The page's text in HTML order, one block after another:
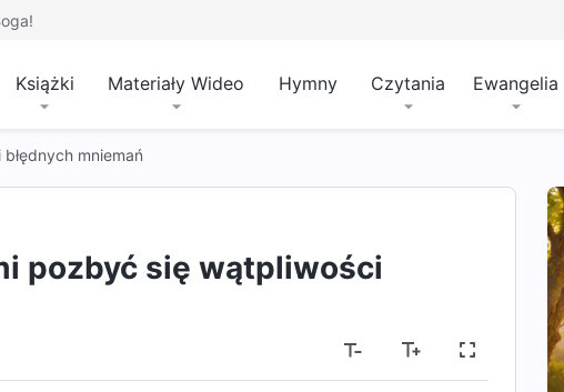
Książki Materiały Wideo Hymny Czytania Ewangelia
mniemań
pozbyć się wątpliwości